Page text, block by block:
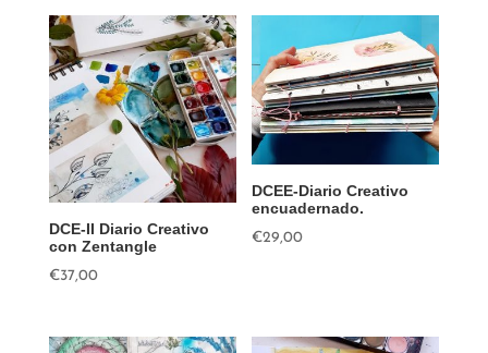
DCE-II Diario Creativo
con Zentangle
€37,00
DCEE-Diario Creativo
encuadernado.
€29,00